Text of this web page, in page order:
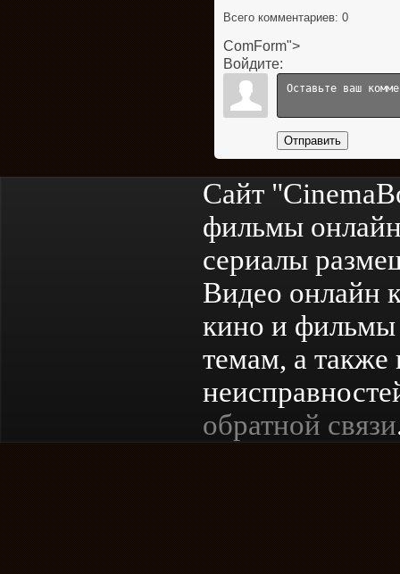
Всего комментариев: 0
ComForm">
Войдите:
Отправить
Сайт
фильмы
сериалы
Видео онлайн
кино и
темам, а
обратной связи